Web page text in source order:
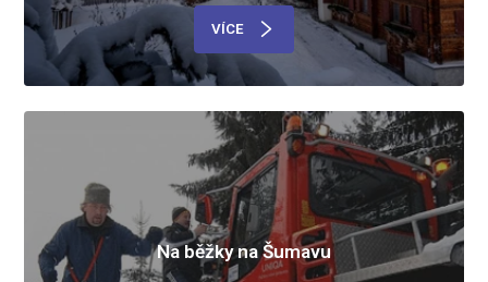
VÍCE
Na běžky na Šumavu